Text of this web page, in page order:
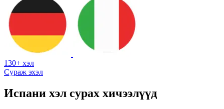
130+ хэл
Сураж эхэл
Испани хэл сурах хичээлүүд